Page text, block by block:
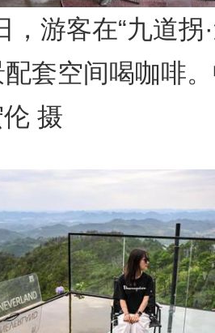
游客在“九道拐
配套空间喝咖啡
摄